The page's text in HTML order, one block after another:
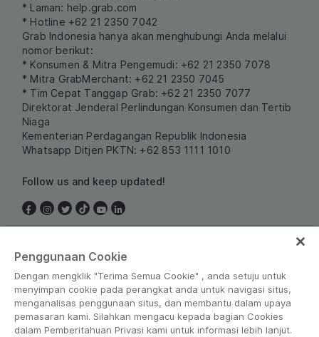
* Laman: help.grab.com
* Hotline +62 21 2350 7042
Grab Indonesia hanya akan menghubungi Anda melalui
nomor berikut:
* Konsumen & Mitra Pengemudi: +62 21 2350 7078
* Mitra GrabMerchant: +62 21 2350 7045
* Tim Cepat Tanggap Grab: +62 21 2350 7077
Direktorat Jenderal Perlindungan Konsumen dan Tertib
Niaga
Kementerian Perdagangan Republik Indonesia
Whatsapp Ditjen PKTN: +62 853 1111 1010
Follow us and keep updated!
Penggunaan Cookie
Dengan mengklik "Terima Semua Cookie" , anda setuju untuk
menyimpan cookie pada perangkat anda untuk navigasi situs,
menganalisas penggunaan situs, dan membantu dalam upaya
pemasaran kami. Silahkan mengacu kepada bagian Cookies
dalam Pemberitahuan Privasi kami untuk informasi lebih lanjut.